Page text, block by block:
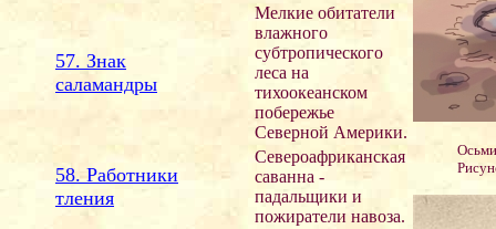
57. Знак
саламандры
Мелкие обитатели
влажного
субтропического
леса на
тихоокеанском
побережье
Северной Америки.
58. Работники
тления
Североафриканская
саванна -
падальщики и
пожиратели навоза.